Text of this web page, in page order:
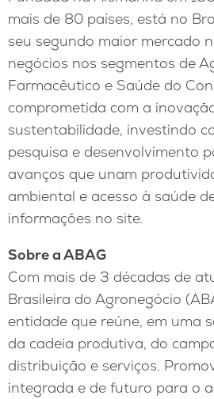
mais de 80 países, está no
seu segundo maior mercado
negócios nos segmentos de
Farmacêutico e Saúde do
comprometida com a
sustentabilidade, investindo
pesquisa e desenvolvimento
avanços que unam
ambiental e acesso à saúde
informações no site.
Sobre a ABAG
Com mais de 3 décadas de
Brasileira do Agronegócio
entidade que reúne, em uma
da cadeia produtiva, do
distribuição e serviços.
integrada e de futuro para o